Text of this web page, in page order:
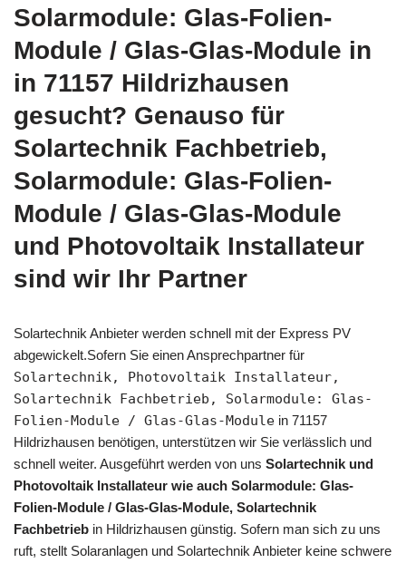
Solarmodule: Glas-Folien-
Module / Glas-Glas-Module in
in 71157 Hildrizhausen
gesucht? Genauso für
Solartechnik Fachbetrieb,
Solarmodule: Glas-Folien-
Module / Glas-Glas-Module
und Photovoltaik Installateur
sind wir Ihr Partner
Solartechnik Anbieter werden schnell mit der Express PV
abgewickelt.Sofern Sie einen Ansprechpartner für
Solartechnik, Photovoltaik Installateur,
Solartechnik Fachbetrieb, Solarmodule: Glas-
Folien-Module / Glas-Glas-Module in 71157
Hildrizhausen benötigen, unterstützen wir Sie verlässlich und
schnell weiter. Ausgeführt werden von uns Solartechnik und
Photovoltaik Installateur wie auch Solarmodule: Glas-
Folien-Module / Glas-Glas-Module, Solartechnik
Fachbetrieb in Hildrizhausen günstig. Sofern man sich zu uns
ruft, stellt Solaranlagen und Solartechnik Anbieter keine schwere